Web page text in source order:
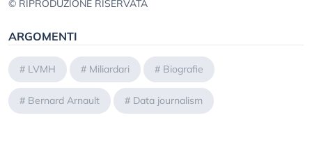
© RIPRODUZIONE RISERVATA
ARGOMENTI
# LVMH # Miliardari # Biografie
# Bernard Arnault # Data journalism